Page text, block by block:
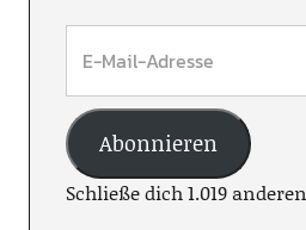
Abonnieren
Schließe dich 1.019